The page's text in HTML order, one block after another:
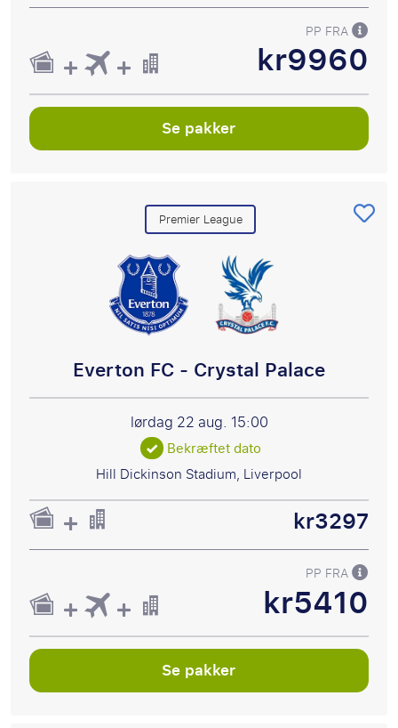
PP FRA
kr9960
Se pakker
Premier League
Everton FC - Crystal Palace
lørdag 22 aug. 15:00
Bekræftet dato
Hill Dickinson Stadium, Liverpool
kr3297
PP FRA
kr5410
Se pakker